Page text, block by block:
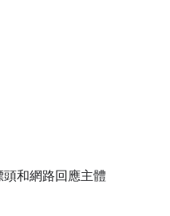
和網路回應主體